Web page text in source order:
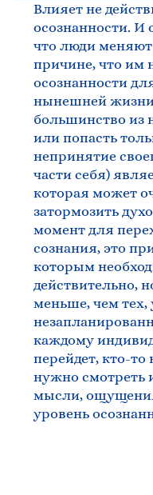
Влияет не
осознанности. И
что люди
причине, что им
осознанности
нынешней
большинство из
или попасть
непринятие
части себя)
которая может
затормозить
момент для
сознания, это
которым
действительно,
меньше, чем тех,
каждому
перейдет, кто-то
нужно смотреть
мысли,
уровень